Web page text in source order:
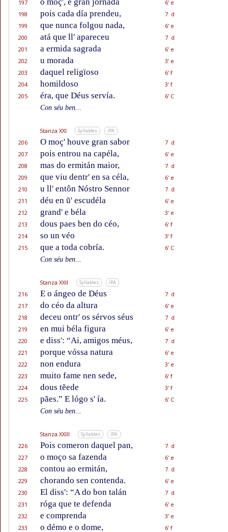
197
6' e
198
pois cada día prendeu,
7 d
199
que nunca folgou nada,
6' e
200
atá que ll' apareceu
7 d
201
a ermida sagrada
6' e
202
u morada
3' e
203
daquel religïoso
6' f
204
homildoso
3' f
205
éra, que Déus servía.
6' C
Con séu ben...
Stanza XXI Syllables IPA
206 O moç' houve gran sabor
7 d
207
pois entrou na capéla,
6' e
208
mas do ermitán maior,
7 d
209
que viu dentr' en sa céla,
6' e
210
u ll' entôn Nóstro Sennor
7 d
211
déu en ũ' escudéla
6' e
212
grand' e béla
3' e
213
dous paes ben do céo,
6' f
214
so un véo
3' f
215
que a toda cobría.
6' C
Con séu ben...
Stanza XXII Syllables IPA
216 E o ángeo de Déus
7 d
217
do céo da altura
6' e
218
deceu ontr' os sérvos séus
7 d
219
en mui béla figura
6' e
220
e diss': “Ai, amigos méus,
7 d
221
porque vóssa natura
6' e
222
non endura
3' e
223
muito fame nen sede,
6' f
224
dous tẽede
3' f
225
pães.” E lógo s' ía.
6' C
Con séu ben...
Stanza XXIII Syllables IPA
226 Pois comeron daquel pan,
7 d
227
o moço sa fazenda
6' e
228
contou ao ermitán,
7 d
229
chorando sen contenda.
6' e
230
El diss': “A do bon talán
7 d
231
róga que te defenda
6' e
232
e comprenda
3' e
233
o démo e o dome, 6' f